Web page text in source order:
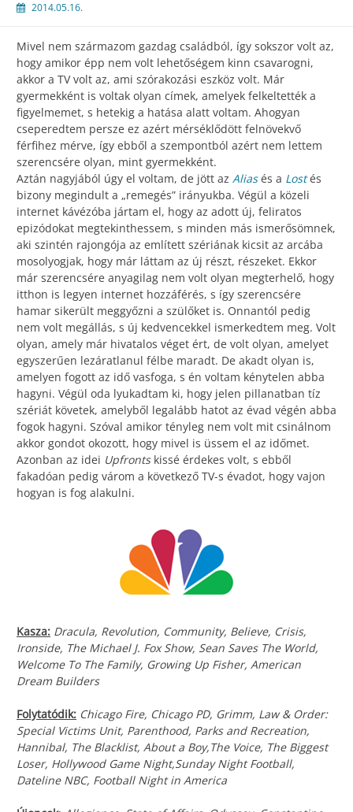
2014.05.16.
Mivel nem származom gazdag családból, így sokszor volt az,
hogy amikor épp nem volt lehetőségem kinn csavarogni,
akkor a TV volt az, ami szórakozási eszköz volt. Már
gyermekként is voltak olyan címek, amelyek felkeltették a
figyelmemet, s hetekig a hatása alatt voltam. Ahogyan
cseperedtem persze ez azért mérséklődött felnövekvő
férfihez mérve, így ebből a szempontból azért nem lettem
szerencsére olyan, mint gyermekként.
Aztán nagyjából úgy el voltam, de jött az Alias és a Lost és
bizony megindult a „remegés” irányukba. Végül a közeli
internet kávézóba jártam el, hogy az adott új, feliratos
epizódokat megtekinthessem, s minden más ismerősömnek,
aki szintén rajongója az említett szériának kicsit az arcába
mosolyogjak, hogy már láttam az új részt, részeket. Ekkor
már szerencsére anyagilag nem volt olyan megterhelő, hogy
itthon is legyen internet hozzáférés, s így szerencsére
hamar sikerült meggyőzni a szülőket is. Onnantól pedig
nem volt megállás, s új kedvencekkel ismerkedtem meg. Volt
olyan, amely már hivatalos véget ért, de volt olyan, amelyet
egyszerűen lezáratlanul félbe maradt. De akadt olyan is,
amelyen fogott az idő vasfoga, s én voltam kénytelen abba
hagyni. Végül oda lyukadtam ki, hogy jelen pillanatban tíz
szériát követek, amelyből legalább hatot az évad végén abba
fogok hagyni. Szóval amikor tényleg nem volt mit csinálnom
akkor gondot okozott, hogy mivel is üssem el az időmet.
Azonban az idei Upfrontskissé érdekes volt, s ebből
fakadóan pedig várom a következő TV-s évadot, hogy vajon
hogyan is fog alakulni.
Kasza: Dracula, Revolution, Community, Believe, Crisis,
Ironside, The Michael J. Fox Show, Sean Saves The World,
Welcome To The Family, Growing Up Fisher, American
Dream Builders
Folytatódik: Chicago Fire, Chicago PD, Grimm, Law & Order:
Special Victims Unit, Parenthood, Parks and Recreation,
Hannibal, The Blacklist, About a Boy,The Voice, The Biggest
Loser, Hollywood Game Night,Sunday Night Football,
Dateline NBC, Football Night in America